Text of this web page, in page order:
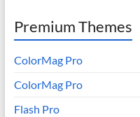
Premium Themes
ColorMag Pro
ColorMag Pro
Flash Pro